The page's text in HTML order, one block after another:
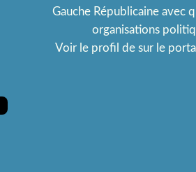
Gauche Républicaine avec
organisations
Voir le profil de sur le